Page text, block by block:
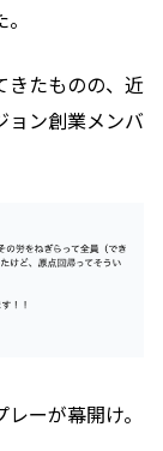
きたものの、近
ョン創業メンバ
ーが幕開け。